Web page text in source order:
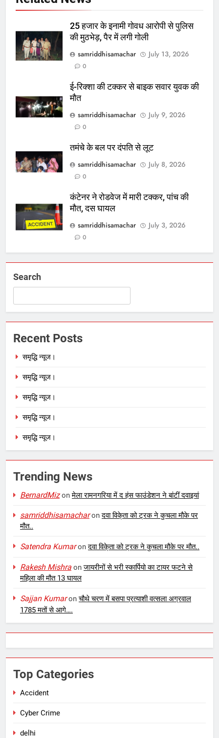
25 हजार के इनामी गोवध आरोपी से पुलिस
की मुठभेड़, पैर में लगी गोली
samriddhisamachar
July 13, 2026
0
ई-रिक्शा की टक्कर से बाइक सवार युवक की
मौत
samriddhisamachar
July 9, 2026
0
तमंचे के बल पर दंपति से लूट
samriddhisamachar
July 8, 2026
0
कंटेनर ने रोडवेज में मारी टक्कर, पांच की
मौत, दस घायल
samriddhisamachar
July 3, 2026
0
Search
Recent Posts
समृद्धि न्यूज।
समृद्धि न्यूज।
समृद्धि न्यूज।
समृद्धि न्यूज।
समृद्धि न्यूज।
Trending News
BernardMizonमेला रामनगरिया में द हंस फाउंडेशन ने बांटीं दवाइयां
samriddhisamacharonदवा विके्ता को ट्रक ने कुचला मौके पर
मौत..
Satendra Kumaronदवा विके्ता को ट्रक ने कुचला मौके पर मौत..
Rakesh Mishra onजायरीनों से भरी स्कार्पियो का टायर फटने से
महिला की मौत 13 घायल
Sajjan Kumaronचौथे चरण में बसपा प्रत्याशी वत्सला अग्रवाल
1785 मतों से आगे….
Top Categories
Accident
Cyber Crime
delhi